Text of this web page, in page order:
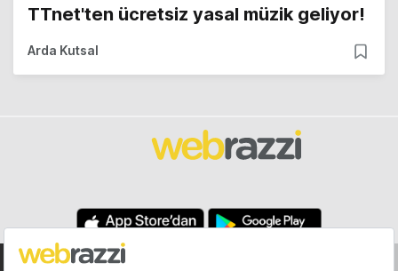
TTnet'ten ücretsiz yasal müzik geliyor!
Arda Kutsal